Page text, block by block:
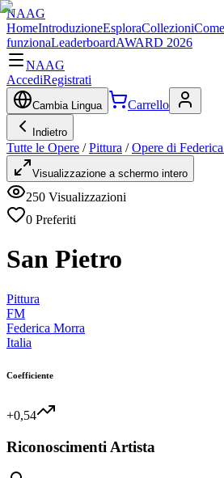
NAAG
HomeIntroduzioneEsploraCollezioniCome
funzionaLeaderboardAWARD 2026
NAAG
AccediRegistrati
Cambia Lingua Carrello
Indietro
Tutte le Opere / Pittura / Opere di
Visualizzazione a schermo intero
250 Visualizzazioni
0 Preferiti
San Pietro
Pittura
FM
Federica Morra
Italia
Coefficiente
+0,54
Riconoscimenti Artista